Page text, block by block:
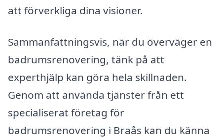
att förverkliga dina visioner.
Sammanfattningsvis, när du överväger en
badrumsrenovering, tänk på att
experthjälp kan göra hela skillnaden.
Genom att använda tjänster från ett
specialiserat företag för
badrumsrenovering i Braås kan du känna